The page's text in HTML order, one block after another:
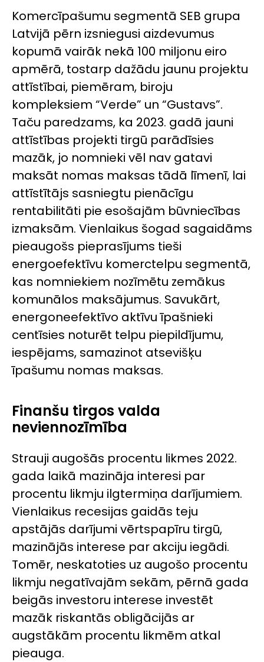
Komercīpašumu segmentā SEB grupa
Latvijā pērn izsniegusi aizdevumus
kopumā vairāk nekā 100 miljonu eiro
apmērā, tostarp dažādu jaunu projektu
attīstībai, piemēram, biroju
kompleksiem “Verde” un “Gustavs”.
Taču paredzams, ka 2023. gadā jauni
attīstības projekti tirgū parādīsies
mazāk, jo nomnieki vēl nav gatavi
maksāt nomas maksas tādā līmenī, lai
attīstītājs sasniegtu pienācīgu
rentabilitāti pie esošajām būvniecības
izmaksām. Vienlaikus šogad sagaidāms
pieaugošs pieprasījums tieši
energoefektīvu komerctelpu segmentā,
kas nomniekiem nozīmētu zemākus
komunālos maksājumus. Savukārt,
energoneefektīvo aktīvu īpašnieki
centīsies noturēt telpu piepildījumu,
iespējams, samazinot atsevišķu
īpašumu nomas maksas.
Finanšu tirgos valda
neviennozīmība
Strauji augošās procentu likmes 2022.
gada laikā mazināja interesi par
procentu likmju ilgtermiņa darījumiem.
Vienlaikus recesijas gaidās teju
apstājās darījumi vērtspapīru tirgū,
mazinājās interese par akciju iegādi.
Tomēr, neskatoties uz augošo procentu
likmju negatīvajām sekām, pērnā gada
beigās investoru interese investēt
mazāk riskantās obligācijās ar
augstākām procentu likmēm atkal
pieauga.